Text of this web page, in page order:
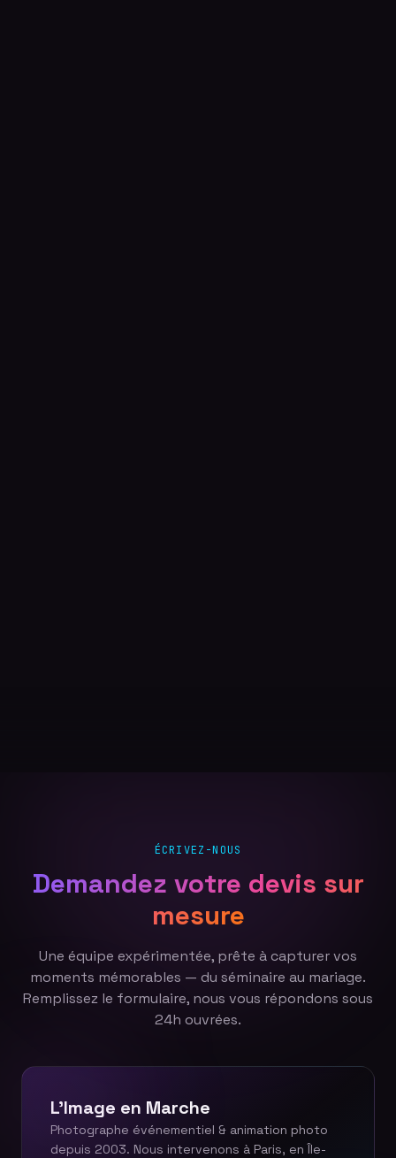
ÉCRIVEZ-NOUS
Demandez votre devis sur
mesure
Une équipe expérimentée, prête à capturer vos
moments mémorables — du séminaire au mariage.
Remplissez le formulaire, nous vous répondons sous
24h ouvrées.
L'Image en Marche
Photographe événementiel & animation photo
depuis 2003. Nous intervenons à Paris, en Île-